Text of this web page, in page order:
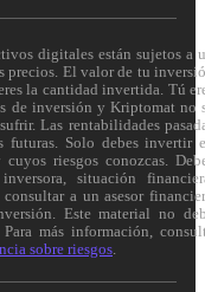
digitales están sujetos a
precios. El valor de tu
la cantidad invertida. Tú
de inversión y Kriptomat no
Las rentabilidades
Solo debes invertir
riesgos conozcas.
situación
a un asesor
Este material no
más información,
sobre riesgos.